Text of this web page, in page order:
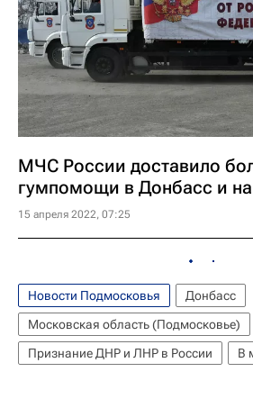
МЧС России доставило
гумпомощи в Донбасс и
15 апреля 2022, 07:25
Новости Подмосковья
Донбасс
Московская область (Подмосковье)
Признание ДНР и ЛНР в России
В